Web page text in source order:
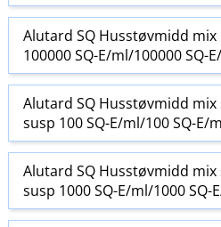
Alutard SQ Husstøvmidd
100000 SQ-E​/​ml/100000 SQ-
Alutard SQ Husstøvmidd
susp 100 SQ-E​/​ml/100 SQ-E​/​
Alutard SQ Husstøvmidd
susp 1000 SQ-E​/​ml/1000 SQ-